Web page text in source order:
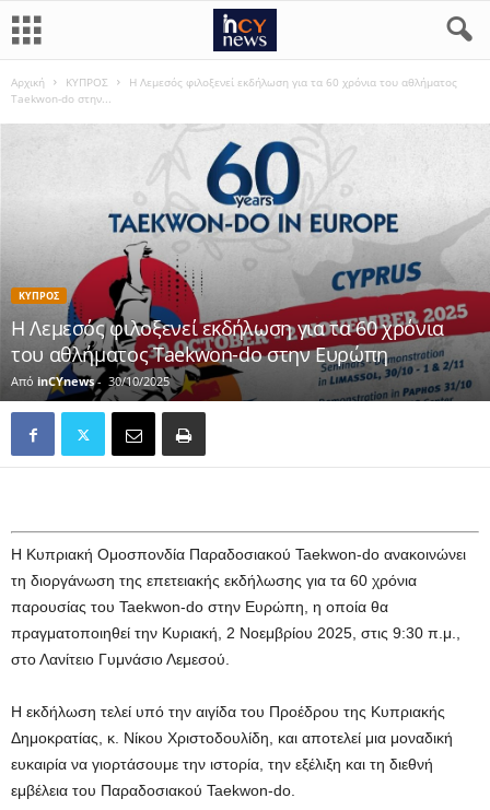
Αρχική ΚΥΠΡΟΣ
Η Λεμεσός φιλοξενεί εκδήλωση για τα 60 χρόνια του αθλήματος
Taekwon-do στην...
ΚΥΠΡΟΣ
Η Λεμεσός φιλοξενεί εκδήλωση για τα 60 χρόνια
του αθλήματος Taekwon-do στην Ευρώπη
Από inCYnews- 30/10/2025
Η Κυπριακή Ομοσπονδία Παραδοσιακού Taekwon-do ανακοινώνει
τη διοργάνωση της επετειακής εκδήλωσης για τα 60 χρόνια
παρουσίας του Taekwon-do στην Ευρώπη, η οποία θα
πραγματοποιηθεί την Κυριακή, 2 Νοεμβρίου 2025, στις 9:30 π.μ.,
στο Λανίτειο Γυμνάσιο Λεμεσού.
Η εκδήλωση τελεί υπό την αιγίδα του Προέδρου της Κυπριακής
Δημοκρατίας, κ. Νίκου Χριστοδουλίδη, και αποτελεί μια μοναδική
ευκαιρία να γιορτάσουμε την ιστορία, την εξέλιξη και τη διεθνή
εμβέλεια του Παραδοσιακού Taekwon-do.